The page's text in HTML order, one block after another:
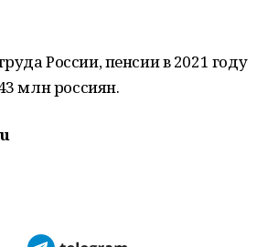
России, пенсии в 2021 году
млн россиян.